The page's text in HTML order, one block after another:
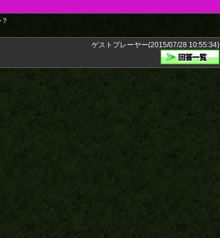
ゲストプレーヤー(2015/07/28 10:55:34)